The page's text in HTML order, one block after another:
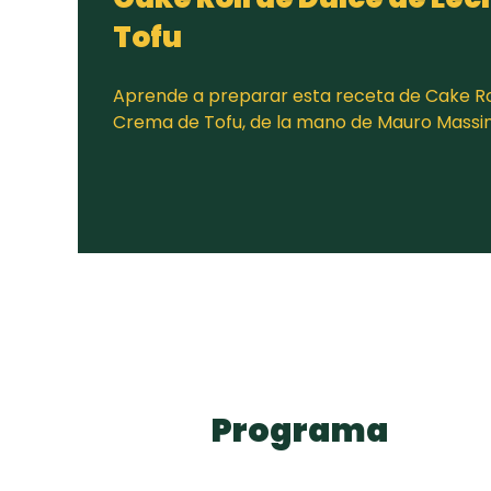
Tofu
Aprende a preparar esta receta de Cake
Crema de Tofu, de la mano de Mauro
Programa